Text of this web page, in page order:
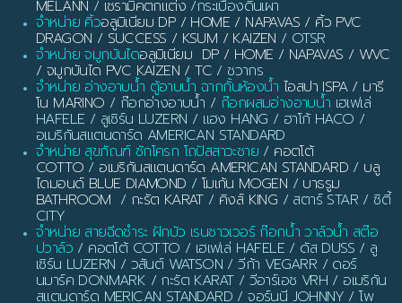
MELANN / เซรามิคตกแต่ง /กระเบื้องดินเผา
จำหน่าย คิ้วอลูมิเนียม DP / HOME / NAPAVAS / คิ้ว PVC
DRAGON / SUCCESS / KSUM / KAIZEN / OTSR
จำหน่าย จมูกบันไดอลูมิเนียม DP / HOME / NAPAVAS / WVC
/ จมูกบันได PVC KAIZEN / TC / ชวากร
จำหน่าย อ่างอาบน้ำ ตู้อาบน้ำ ฉากกั้นห้องน้ำ ไอสปา ISPA / มารี
โน MARINO / ก๊อกอ่างอาบน้ำ / ก๊อกผสมอ่างอาบน้ำ เฮเฟเล่
HAFELE / ลูเซิร์น LUZERN / แฮง HANG / ฮาโก้ HACO /
อเมริกันสแตนดาร์ด AMERICAN STANDARD
จำหน่าย สุขภัณฑ์ ชักโครก โถปัสสาวะชาย / คอตโต้
COTTO / อเมริกันสแตนดาร์ด AMERICAN STANDARD / บลู
ไดมอนด์ BLUE DIAMOND / โมเก้น MOGEN / บาธรูม
BATHROOM / กะรัต KARAT/ คิงส์ KING / สตาร์ STAR / ซิตี้
CITY
จำหน่าย สายฉีดชำระ ฝักบัว เรนชาวเวอร์ ก๊อกน้ำ วาล์วน้ำ สต๊อ
ปวาล์ว / คอตโต้ COTTO / เฮเฟเล่ HAFELE / ดัส DUSS / ลู
เซิร์น LUZERN / วสันต์ WATSON / วีก้า VEGARR / ดอร์
นมาร์ค DONMARK / กะรัต KARAT / วีอาร์เอช VRH / อเมริกัน
สแตนดาร์ด MERICAN STANDARD / จอร์นนี JOHNNY / โพ